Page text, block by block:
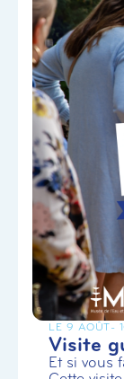
LE 9 AOÛT-
Visite
Et si vous